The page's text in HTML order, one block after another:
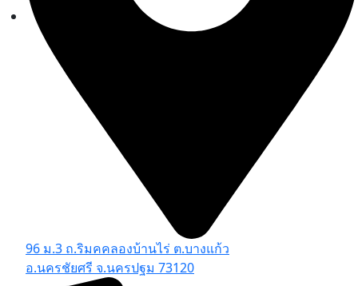
96 ม.3 ถ.ริมคคลองบ้านไร่ ต.บางแก้ว
อ.นครชัยศรี จ.นครปฐม 73120